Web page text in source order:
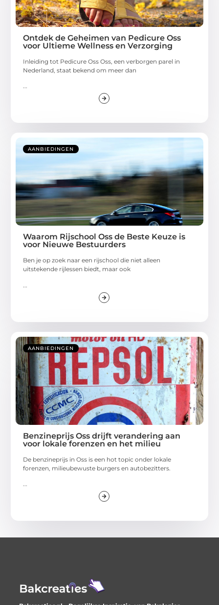
Ontdek de Geheimen van Pedicure Oss
voor Ultieme Wellness en Verzorging
Inleiding tot Pedicure Oss Oss, een verborgen parel in
Nederland, staat bekend om meer dan
...
AANBIEDINGEN
Waarom Rijschool Oss de Beste Keuze is
voor Nieuwe Bestuurders
Ben je op zoek naar een rijschool die niet alleen
uitstekende rijlessen biedt, maar ook
AANBIEDINGEN
Benzineprijs Oss drijft verandering aan
voor lokale forenzen en het milieu
De benzineprijs in Oss is een hot topic onder lokale
forenzen, milieubewuste burgers en autobezitters.
...